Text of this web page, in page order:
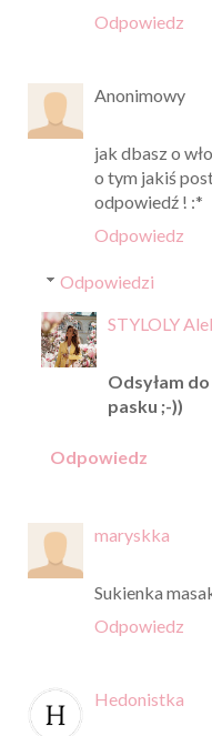
Odpowiedz
Anonimowy
jak dbasz o
o tym jakiś
odpowiedź ! :*
Odpowiedz
Odpowiedzi
STYLOLY
Odsyłam
pasku ;-))
Odpowiedz
maryskka
Sukienka
Odpowiedz
Hedonistka